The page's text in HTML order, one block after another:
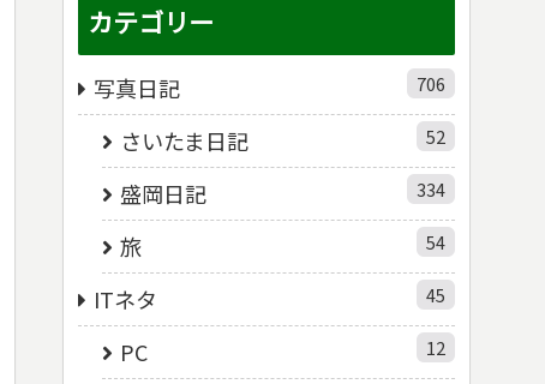
カテゴリー
写真日記 706
さいたま日記 52
盛岡日記 334
旅 54
ITネタ 45
PC 12